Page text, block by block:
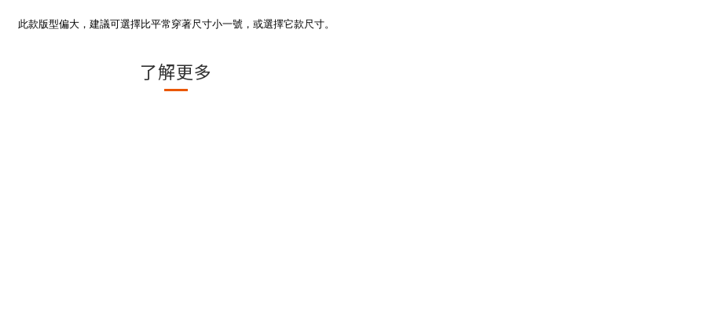
此款版型偏大，建議可選擇比平常穿著尺寸小一號，或選擇它款尺寸。
了解更多